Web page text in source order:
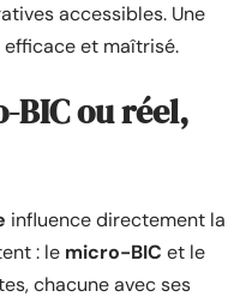
accessibles. Une
et maîtrisé.
BIC ou réel,
influence directement la
: le micro-BIC et le
chacune avec ses